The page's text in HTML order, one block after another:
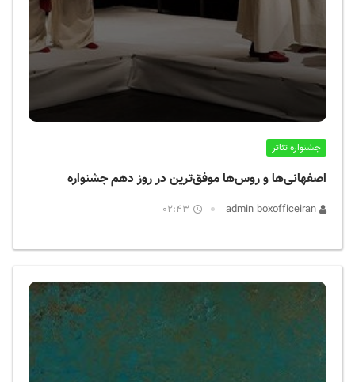
جشنواره تئاتر
اصفهانی‌ها و روس‌ها موفق‌ترین در روز دهم جشنواره
02:43